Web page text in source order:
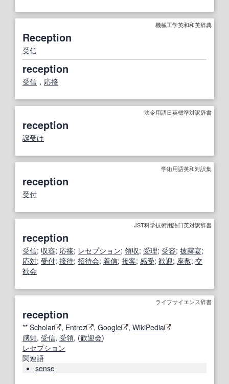
機械工学英和和英辞典
Reception
受信
reception
受信 ， 応接
法令用語日英標準対訳辞書
reception
譲受け
学術用語英和対訳集
reception
受付
JST科学技術用語日英対訳辞書
reception
受信; 収容; 応接; レセプション; 領収; 受理; 受容; 披露宴;
応対; 受付; 接待; 招待会; 着信; 接客; 感受; 歓迎; 座敷; 交
歓会
ライフサイエンス辞書
reception
** Scholar , Entrez , Google , WikiPedia
感知, 受信, 受領, (歓迎会)
レセプション
関連語
sense